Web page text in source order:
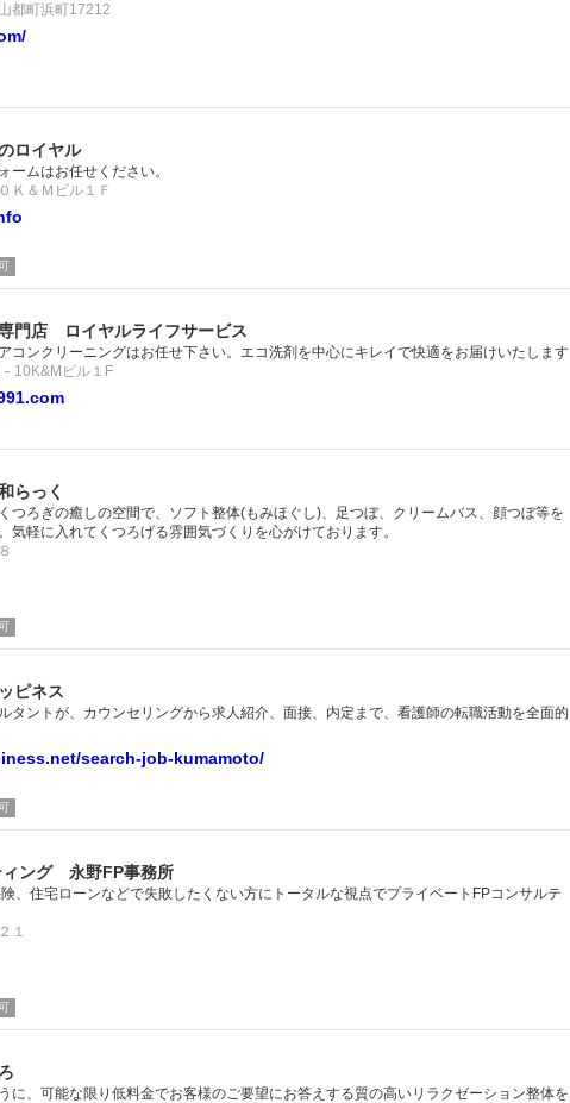
都町浜町17212
ロイヤル
ームはお任せください。
Ｋ＆Ｍビル１Ｆ
門店 ロイヤルライフサービス
コンクリーニングはお任せ下さい。エコ洗剤を中心にキレイで快適をお届けいたします
10K&Mビル１F
らっく
つろぎの癒しの空間で、ソフト整体(もみほぐし)、足つぼ、クリームバス、顔つぼ等を
気軽に入れてくつろげる雰囲気づくりを心がけております。
ピネス
タントが、カウンセリングから求人紹介、面接、内定まで、看護師の転職活動を全面的
search-job-kumamoto/
ィング 永野FP事務所
、住宅ローンなどで失敗したくない方にトータルな視点でプライベートFPコンサルテ
１
に、可能な限り低料金でお客様のご要望にお答えする質の高いリラクゼーション整体を